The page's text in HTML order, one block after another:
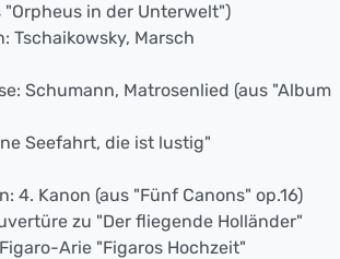
in der Unterwelt")
Tschaikowsky, Marsch
Schumann, Matrosenlied (aus "Album
Seefahrt, die ist lustig"
4. Kanon (aus "Fünf Canons" op.16)
zu "Der fliegende Holländer"
Arie "Figaros Hochzeit"